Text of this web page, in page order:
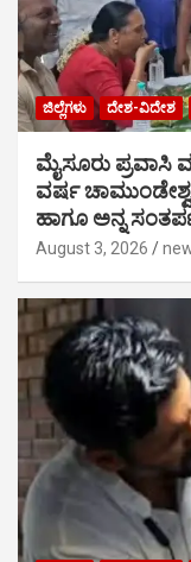
ಜಿಲ್ಲೆಗಳು ದೇಶ-ವಿದೇಶ
ಮೈಸೂರು
ವರ್ಷ
ಹಾಗೂ ಅನ್ನ
August 3, 2026